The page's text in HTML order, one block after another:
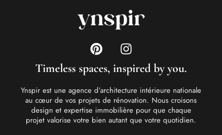
Timeless spaces, inspired by you.
Ynspir est une agence d’architecture intérieure nationale
au cœur de vos projets de rénovation. Nous croisons
design et expertise immobilière pour que chaque
projet valorise votre bien autant que votre quotidien.